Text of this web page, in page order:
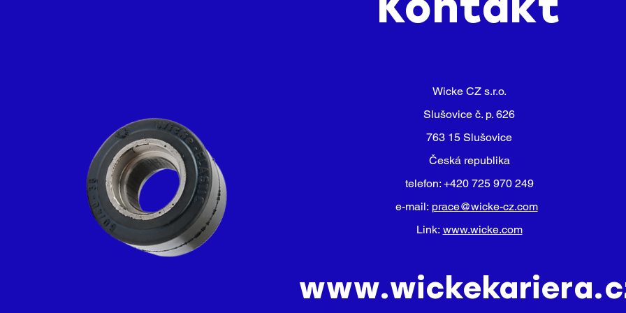
Wicke CZ s.r.o.
Slušovice č. p. 626
763 15 Slušovice
Česká republika
telefon: +420 725 970 249
e-mail: prace@wicke-cz.com
Link: www.wicke.com